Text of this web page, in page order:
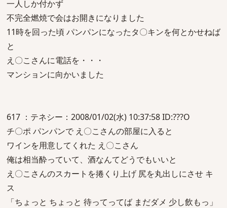
一人しか付かず
不完全燃焼で会はお開きになりました
11時を回った頃 パンパンになったタ〇キンを何とかせねば
と
え〇こさんに電話を・・・
マンションに向かいました
617 ：テネシー：2008/01/02(水) 10:37:58 ID:???O
チ〇ポ パンパンで え〇こさんの部屋に入ると
ワインを用意してくれた え〇こさん
俺は相当酔っていて、酒なんてどうでもいいと
え〇こさんのスカートを捲くり上げ 尻を丸出しにさせ キ
ス
「ちょっと ちょっと 待ってってば まだダメ 少し飲もっ」